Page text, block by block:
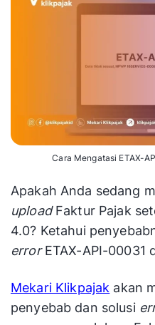
Cara Mengatasi ETAX-
Apakah Anda sedang
uploadFaktur Pajak
4.0? Ketahui
errorETAX-API-00031
Mekari Klikpajak akan
penyebab dan solusi